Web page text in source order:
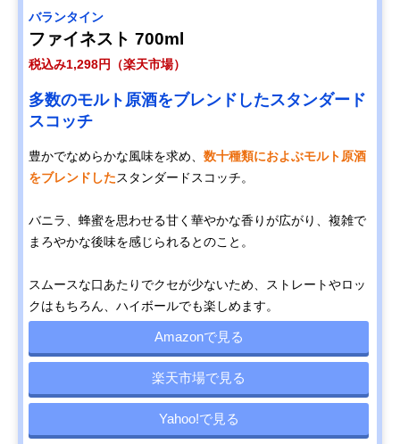
バランタイン
ファイネスト 700ml
税込み1,298円（楽天市場）
多数のモルト原酒をブレンドしたスタンダード
スコッチ
豊かでなめらかな風味を求め、 数十種類におよぶモルト原酒
をブレンドしたスタンダードスコッチ。
バニラ、蜂蜜を思わせる甘く華やかな香りが広がり、複雑で
まろやかな後味を感じられるとのこと。
スムースな口あたりでクセが少ないため、ストレートやロッ
クはもちろん、ハイボールでも楽しめます。
Amazonで見る
楽天市場で見る
Yahoo!で見る